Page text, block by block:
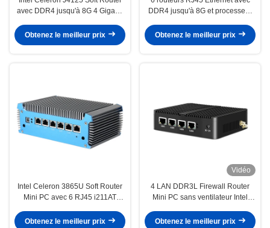
avec DDR4 jusqu'à 8G 4 Gigabit
Obtenez le meilleur prix
DDR4 jusqu'à 8G et processeur
Obtenez le meilleur prix
Intel Celeron 3865U Soft Router
Mini PC avec 6 RJ45 i211AT
Obtenez le meilleur prix
Vidéo
4 LAN DDR3L Firewall Router
Mini PC sans ventilateur Intel
Obtenez le meilleur prix